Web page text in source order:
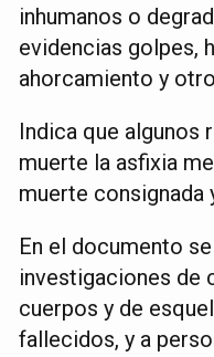
inhumanos o
evidencias golpes,
ahorcamiento y
Indica que algunos
muerte la asfixia
muerte consignada
En el documento
investigaciones de
cuerpos y de
fallecidos, y a